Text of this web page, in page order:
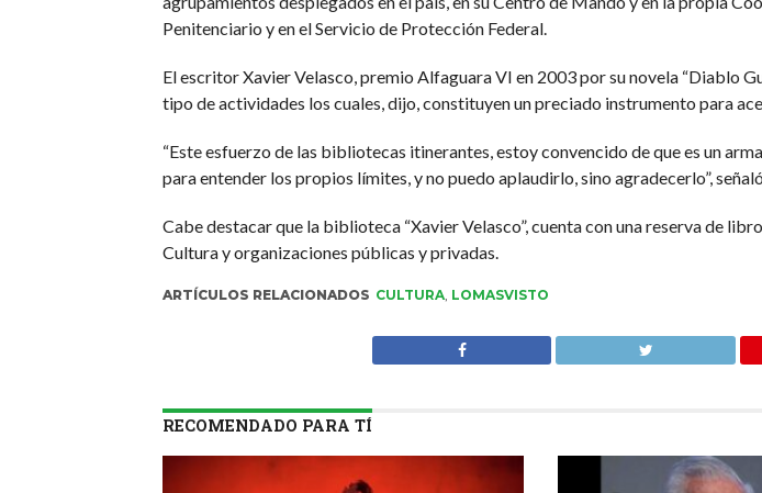
Penitenciario y en el Servicio de Protección Federal.
El escritor Xavier Velasco, premio Alfaguara VI en 2003 por su novela “Diablo
tipo de actividades los cuales, dijo, constituyen un preciado instrumento para
“Este esfuerzo de las bibliotecas itinerantes, estoy convencido de que es un
para entender los propios límites, y no puedo aplaudirlo, sino agradecerlo”,
Cabe destacar que la biblioteca “Xavier Velasco”, cuenta con una reserva de
Cultura y organizaciones públicas y privadas.
ARTÍCULOS RELACIONADOS CULTURA, LOMASVISTO
RECOMENDADO PARA TÍ